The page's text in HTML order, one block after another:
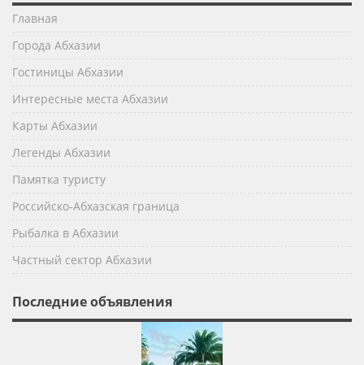
Главная
Города Абхазии
Гостиницы Абхазии
Интересные места Абхазии
Карты Абхазии
Легенды Абхазии
Памятка туристу
Российско-Абхазская граница
Рыбалка в Абхазии
Частный сектор Абхазии
Последние объявления